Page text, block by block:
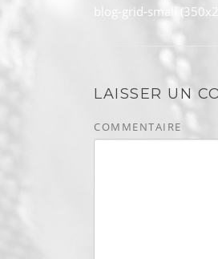
blog-grid-small
LAISSER UN
COMMENTAIRE